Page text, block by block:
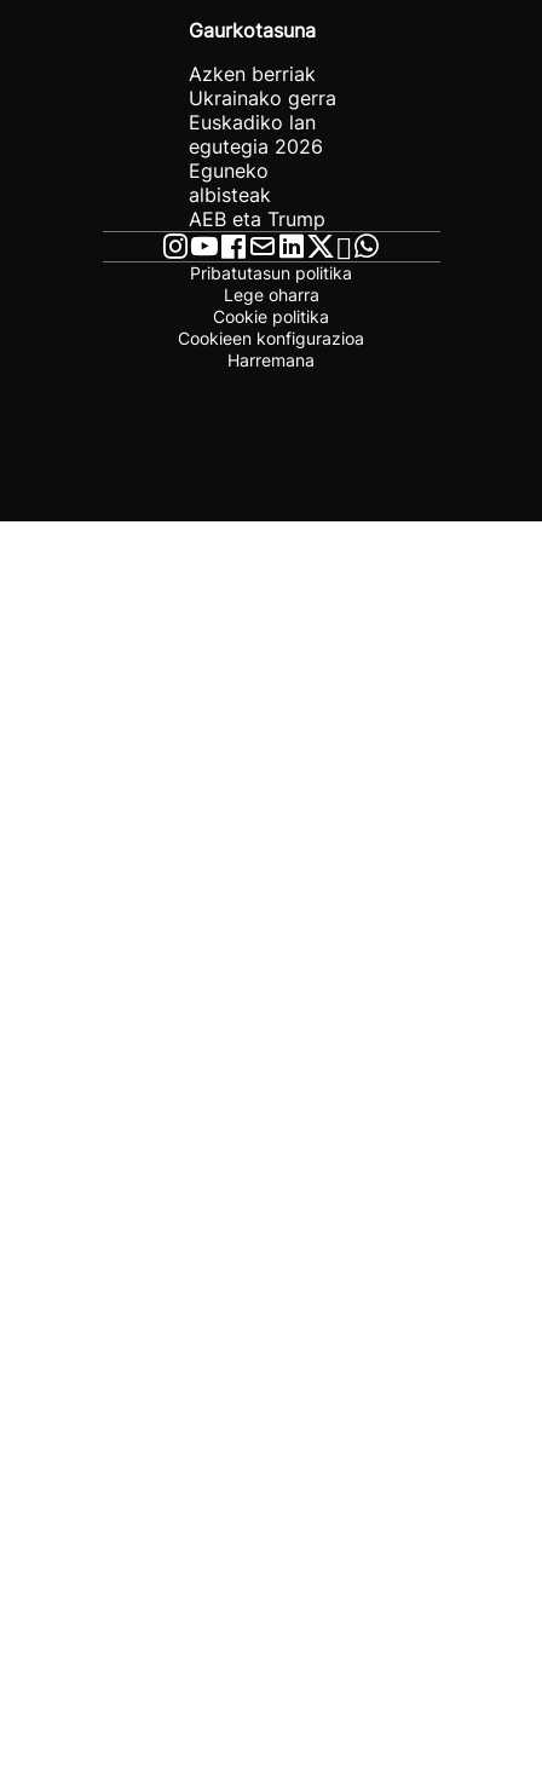
Gaurkotasuna
Azken berriak
Ukrainako gerra
Euskadiko lan
egutegia 2026
Eguneko
albisteak
AEB eta Trump
Pribatutasun politika
Lege oharra
Cookie politika
Cookieen konfigurazioa
Harremana